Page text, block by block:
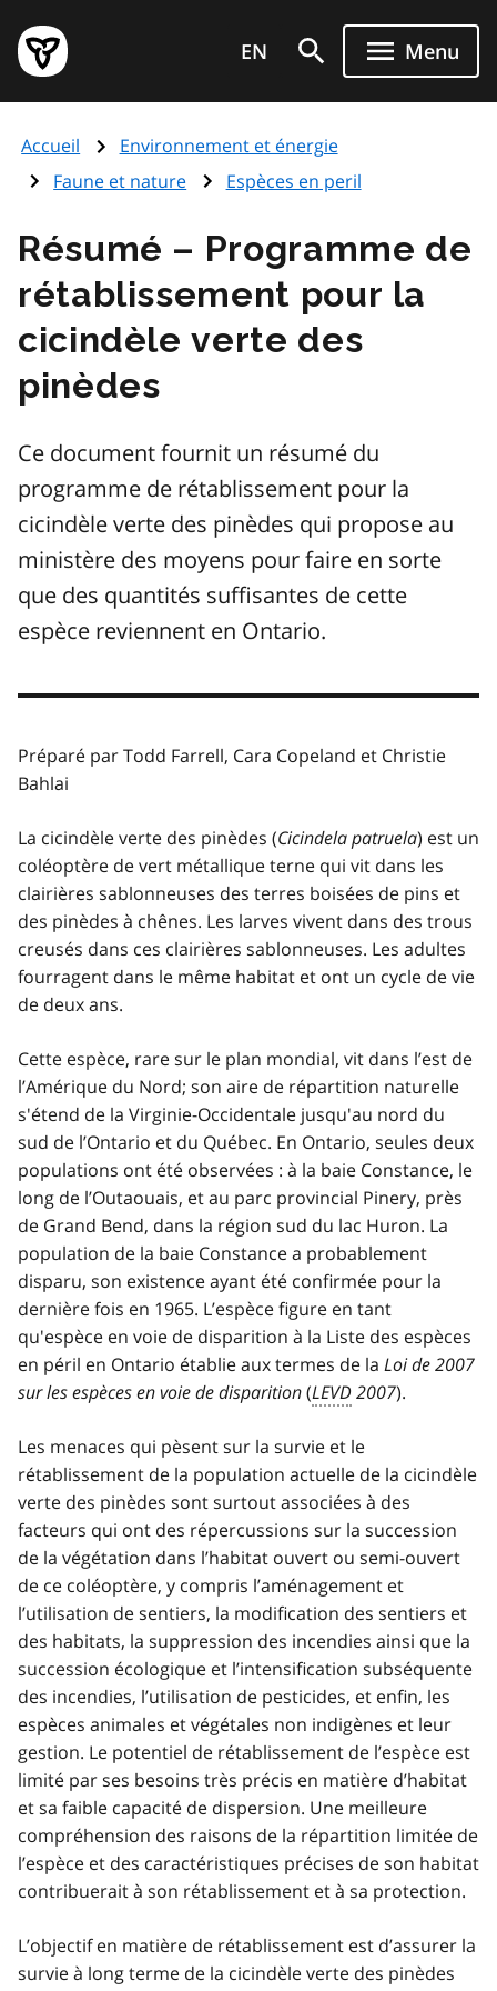
au
contenu
principal
Page
d'accueil
de
l'Ontario
EN Menu
Accueil
Environnement et énergie
Faune et nature
Espèces en peril
Résumé – Programme de
rétablissement pour la
cicindèle verte des
pinèdes
Ce document fournit un résumé du
programme de rétablissement pour la
cicindèle verte des pinèdes qui propose au
ministère des moyens pour faire en sorte
que des quantités suffisantes de cette
espèce reviennent en Ontario.
Préparé par Todd Farrell, Cara Copeland et Christie
Bahlai
La cicindèle verte des pinèdes (Cicindela patruela) est un
coléoptère de vert métallique terne qui vit dans les
clairières sablonneuses des terres boisées de pins et
des pinèdes à chênes. Les larves vivent dans des trous
creusés dans ces clairières sablonneuses. Les adultes
fourragent dans le même habitat et ont un cycle de vie
de deux ans.
Cette espèce, rare sur le plan mondial, vit dans l’est de
l’Amérique du Nord; son aire de répartition naturelle
s'étend de la Virginie-Occidentale jusqu'au nord du
sud de l’Ontario et du Québec. En Ontario, seules deux
populations ont été observées : à la baie Constance, le
long de l’Outaouais, et au parc provincial Pinery, près
de Grand Bend, dans la région sud du lac Huron. La
population de la baie Constance a probablement
disparu, son existence ayant été confirmée pour la
dernière fois en 1965. L’espèce figure en tant
qu'espèce en voie de disparition à la Liste des espèces
en péril en Ontario établie aux termes de la Loi de 2007
sur les espèces en voie de disparition(LEVD2007).
Les menaces qui pèsent sur la survie et le
rétablissement de la population actuelle de la cicindèle
verte des pinèdes sont surtout associées à des
facteurs qui ont des répercussions sur la succession
de la végétation dans l’habitat ouvert ou semi-ouvert
de ce coléoptère, y compris l’aménagement et
l’utilisation de sentiers, la modification des sentiers et
des habitats, la suppression des incendies ainsi que la
succession écologique et l’intensification subséquente
des incendies, l’utilisation de pesticides, et enfin, les
espèces animales et végétales non indigènes et leur
gestion. Le potentiel de rétablissement de l’espèce est
limité par ses besoins très précis en matière d’habitat
et sa faible capacité de dispersion. Une meilleure
compréhension des raisons de la répartition limitée de
l’espèce et des caractéristiques précises de son habitat
contribuerait à son rétablissement et à sa protection.
L’objectif en matière de rétablissement est d’assurer la
survie à long terme de la cicindèle verte des pinèdes